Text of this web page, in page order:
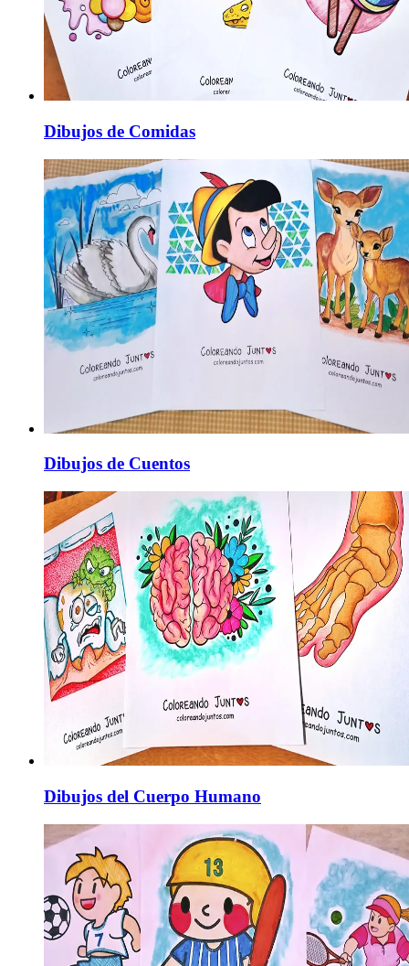
Dibujos de Comidas
Dibujos de Cuentos
Dibujos del Cuerpo Humano